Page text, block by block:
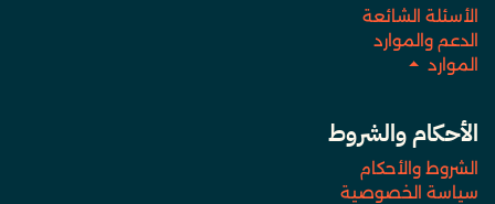
الأسئلة الشائعة
الدعم والموارد
الموارد
الأحكام والشروط
الشروط والأحكام
سياسة الخصوصية